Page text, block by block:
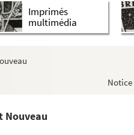
Imprimés
multimédia
Notice
Nouveau